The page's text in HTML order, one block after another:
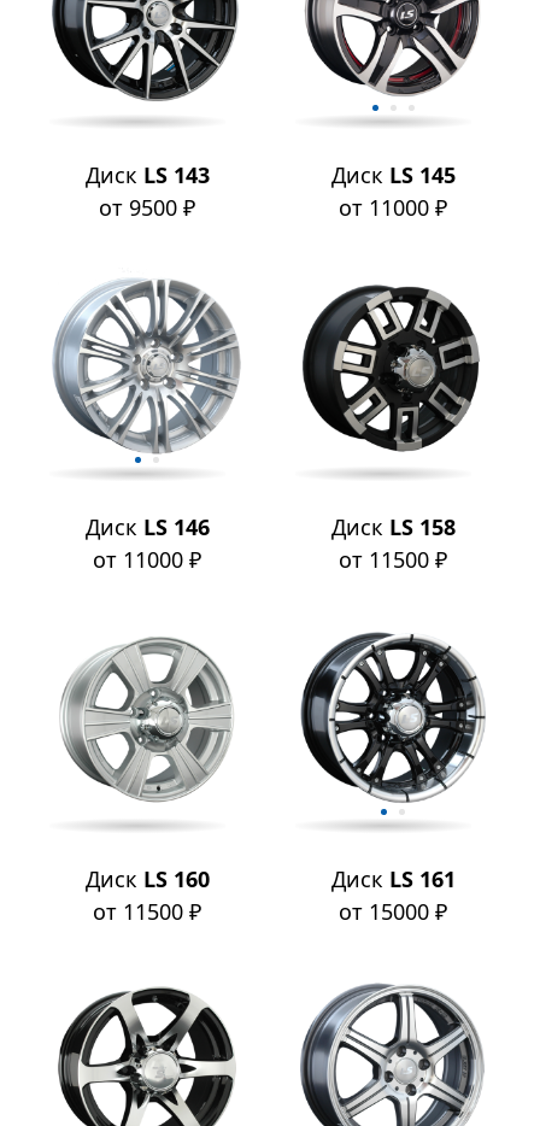
Диск LS 143
от 9500 ₽
Диск LS 145
от 11000 ₽
Диск LS 146
от 11000 ₽
Диск LS 158
от 11500 ₽
Диск LS 160
от 11500 ₽
Диск LS 161
от 15000 ₽